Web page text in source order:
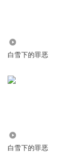
白雪下的罪恶
白雪下的罪恶